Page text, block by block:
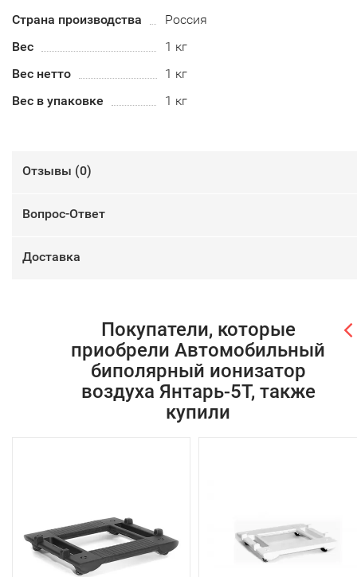
Страна производства
Россия
Вес
1 кг
Вес нетто
1 кг
Вес в упаковке
1 кг
Отзывы (0)
Вопрос-Ответ
Доставка
Покупатели, которые
приобрели Автомобильный
биполярный ионизатор
воздуха Янтарь-5Т, также
купили